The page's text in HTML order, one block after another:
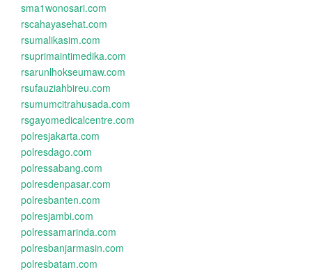
sma1wonosari.com
rscahayasehat.com
rsumalikasim.com
rsuprimaintimedika.com
rsarunlhokseumaw.com
rsufauziahbireu.com
rsumumcitrahusada.com
rsgayomedicalcentre.com
polresjakarta.com
polresdago.com
polressabang.com
polresdenpasar.com
polresbanten.com
polresjambi.com
polressamarinda.com
polresbanjarmasin.com
polresbatam.com